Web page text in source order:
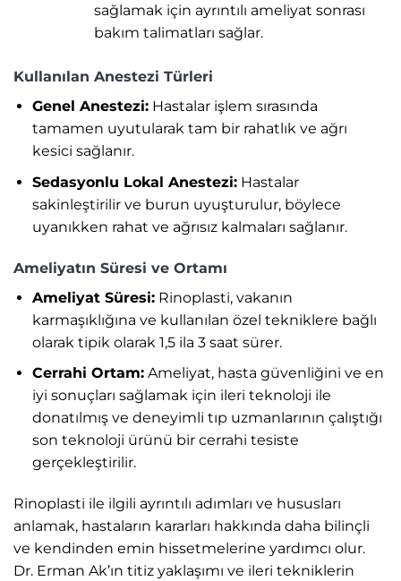
sağlamak için ayrıntılı ameliyat sonrası
bakım talimatları sağlar.
Kullanılan Anestezi Türleri
Genel Anestezi:Hastalar işlem sırasında
tamamen uyutularak tam bir rahatlık ve ağrı
kesici sağlanır.
Sedasyonlu Lokal Anestezi:Hastalar
sakinleştirilir ve burun uyuşturulur, böylece
uyanıkken rahat ve ağrısız kalmaları sağlanır.
Ameliyatın Süresi ve Ortamı
Ameliyat Süresi:Rinoplasti, vakanın
karmaşıklığına ve kullanılan özel tekniklere bağlı
olarak tipik olarak 1,5 ila 3 saat sürer.
Cerrahi Ortam:Ameliyat, hasta güvenliğini ve en
iyi sonuçları sağlamak için ileri teknoloji ile
donatılmış ve deneyimli tıp uzmanlarının çalıştığı
son teknoloji ürünü bir cerrahi tesiste
gerçekleştirilir.
Rinoplasti ile ilgili ayrıntılı adımları ve hususları
anlamak, hastaların kararları hakkında daha bilinçli
ve kendinden emin hissetmelerine yardımcı olur.
Dr. Erman Ak’ın titiz yaklaşımı ve ileri tekniklerin